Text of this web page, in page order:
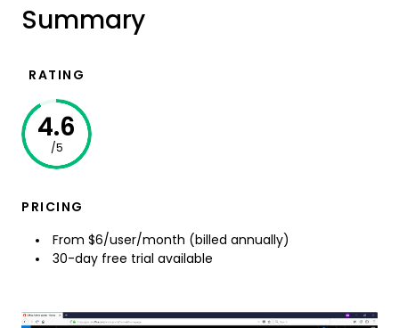
Summary
RATING
4.6
/5
PRICING
From $6/user/month (billed annually)
30-day free trial available